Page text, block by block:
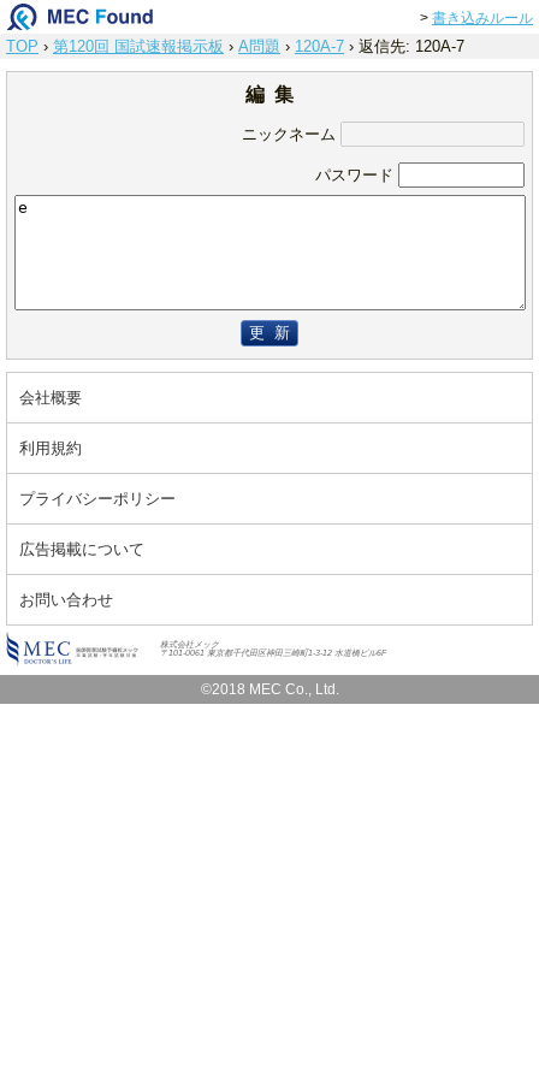
> 書き込みルール
TOP › 第120回 国試速報掲示板 › A問題 › 120A-7 › 返信先: 120A-7
編 集
ニックネーム
パスワード
更 新
会社概要
利用規約
プライバシーポリシー
広告掲載について
お問い合わせ
株式会社メック
〒101-0061 東京都千代田区神田三崎町1-3-12 水道橋ビル6F
©2018 MEC Co., Ltd.